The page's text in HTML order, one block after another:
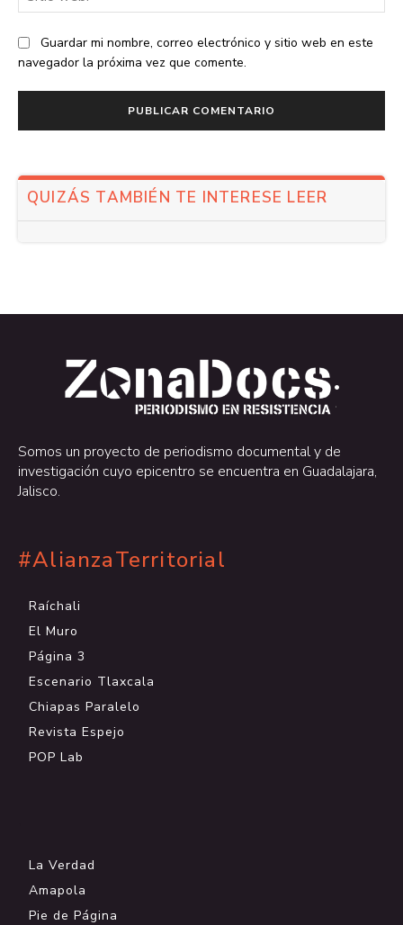
Guardar mi nombre, correo electrónico y sitio web en este
navegador la próxima vez que comente.
QUIZÁS TAMBIÉN TE INTERESE LEER
.
.
Somos un proyecto de periodismo documental y de
investigación cuyo epicentro se encuentra en Guadalajara,
Jalisco.
#AlianzaTerritorial
Raíchali
El Muro
Página 3
Escenario Tlaxcala
Chiapas Paralelo
Revista Espejo
POP Lab
La Verdad
Amapola
Pie de Página